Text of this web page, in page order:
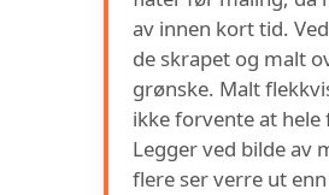
av innen kort tid.
de skrapet og malt
grønske. Malt
ikke forvente at
Legger ved bilde av
flere ser verre ut